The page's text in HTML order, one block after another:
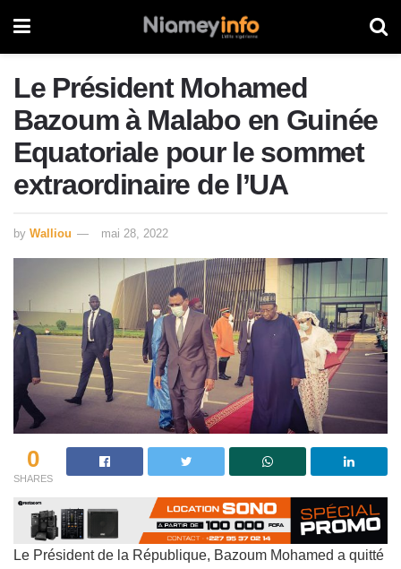
Le Président Mohamed
Bazoum à Malabo en Guinée
Equatoriale pour le sommet
extraordinaire de l’UA
by Walliou mai 28, 2022
0
SHARES
Le Président de la République, Bazoum Mohamed a quitté